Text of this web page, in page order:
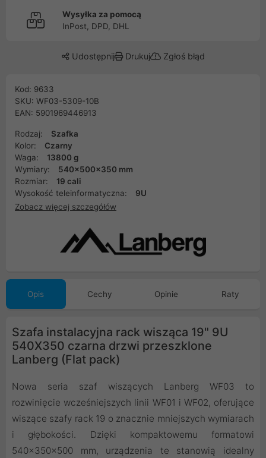
Wysyłka za pomocą
InPost, DPD, DHL
Udostępnij Drukuj Zgłoś błąd
Kod: 9633
SKU: WF03-5309-10B
EAN: 5901969446913
Rodzaj:
Szafka
Kolor:
Czarny
Waga:
13800 g
Wymiary:
540x500x350 mm
Rozmiar:
19 cali
Wysokość teleinformatyczna:
9U
Zobacz więcej szczegółów
Opis Cechy Opinie Raty
Szafa instalacyjna rack wisząca 19" 9U
540X350 czarna drzwi przeszklone
Lanberg (Flat pack)
Nowa seria szaf wiszących Lanberg WF03 to
rozwinięcie wcześniejszych linii WF01 i WF02, oferujące
wiszące szafy rack 19 o znacznie mniejszych wymiarach
i głębokości. Dzięki kompaktowemu formatowi
540×350×500 mm, urządzenia te stanowią idealny